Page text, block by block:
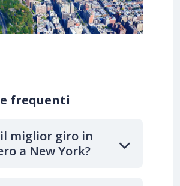
frequenti
miglior giro in
a New York?